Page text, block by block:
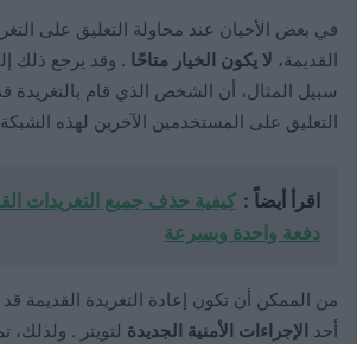
في بعض الأحيان عند محاولة التعليق على
القديمة، لا يكون الخيار متاحًا . وقد يرجع ذلك
سبيل المثال، أن الشخص الذي قام بالتغريدة
التعليق على المستخدمين الآخرين لهذه الشبكة
اقرأ أيضاً : كيفية حذف جميع التغريدات
دفعة واحدة وبسرعة
من الممكن أن تكون إعادة التغريدة القديمة
أحد الإجراءات الأمنية الجديدة لتويتر . ولذلك،